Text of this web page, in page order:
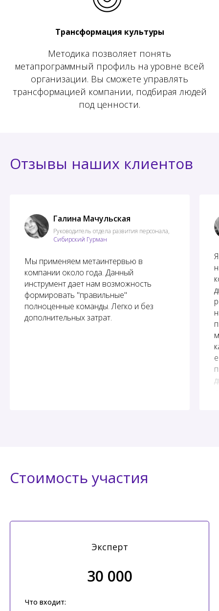
Трансформация культуры
Методика позволяет понять
метапрограммный профиль на уровне всей
организации. Вы сможете управлять
трансформацией компании, подбирая людей
под ценности.
Отзывы наших клиентов
Галина Мачульская
Руководитель отдела развития персонала,
Сибирский Гурман
Мы применяем метаинтервью в
компании около года. Данный
инструмент дает нам возможность
формировать "правильные"
полноценные команды. Легко и без
дополнительных затрат.
Стоимость участия
Эксперт
30 000
Что входит: